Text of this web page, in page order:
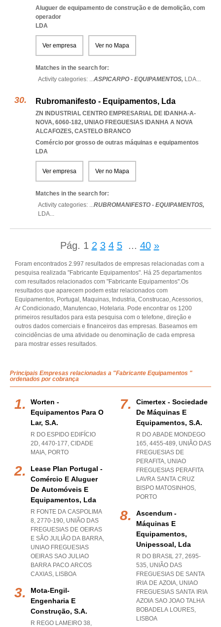
Aluguer de equipamento de construção e de demolição, com
operador
LDA
Ver empresa Ver no Mapa
Matches in the search for:
Activity categories: ...ASPICARPO - EQUIPAMENTOS, LDA...
Rubromanifesto - Equipamentos, Lda
ZN INDUSTRIAL CENTRO EMPRESARIAL DE IDANHA-A-
NOVA, 6060-182, UNIAO FREGUESIAS IDANHA A NOVA
ALCAFOZES, CASTELO BRANCO
Comércio por grosso de outras máquinas e equipamentos
LDA
Ver empresa Ver no Mapa
Matches in the search for:
Activity categories: ...RUBROMANIFESTO - EQUIPAMENTOS,
LDA...
Pág. 1 2 3 4 5 ... 40 »
Foram encontrados 2.997 resultados de empresas relacionadas com a
pesquisa realizada "Fabricante Equipamentos". Há 25 departamentos
com resultados relacionados com "Fabricante Equipamentos".Os
resultados que aparecem podem estar relacionados com
Equipamentos, Portugal, Maquinas, Industria, Construcao, Acessorios,
Ar Condicionado, Manutencao, Hotelaria. Pode encontrar os 1200
primeiros resultados para esta pesquisa com o telefone, direção e
outros dados comerciais e financeiros das empresas. Baseamos em
coincidências de uma atividade ou denominação de cada empresa
para mostrar esses resultados.
Principais Empresas relacionadas a "Fabricante Equipamentos "
ordenados por cobrança
Worten -
Equipamentos Para O
Lar, S.a.
R DO ESPIDO EDIFÍCIO
2D, 4470-177, CIDADE
MAIA, PORTO
Lease Plan Portugal -
Comércio E Aluguer
De Automóveis E
Equipamentos, Lda
R FONTE DA CASPOLIMA
8, 2770-190, UNIÃO DAS
FREGUESIAS DE OEIRAS
E SÃO JULIÃO DA BARRA,
UNIAO FREGUESIAS
OEIRAS SAO JULIAO
BARRA PACO ARCOS
CAXIAS, LISBOA
Mota-Engil-
Engenharia E
Construção, S.a.
R REGO LAMEIRO 38,
Cimertex - Sociedade
De Máquinas E
Equipamentos, S.a.
R DO ABADE MONDEGO
165, 4455-489, UNIÃO DAS
FREGUESIAS DE
PERAFITA, UNIAO
FREGUESIAS PERAFITA
LAVRA SANTA CRUZ
BISPO MATOSINHOS,
PORTO
Ascendum -
Máquinas E
Equipamentos,
Unipessoal, Lda
R DO BRASIL 27, 2695-
535, UNIÃO DAS
FREGUESIAS DE SANTA
IRIA DE AZOIA, UNIAO
FREGUESIAS SANTA IRIA
AZOIA SAO JOAO TALHA
BOBADELA LOURES,
LISBOA